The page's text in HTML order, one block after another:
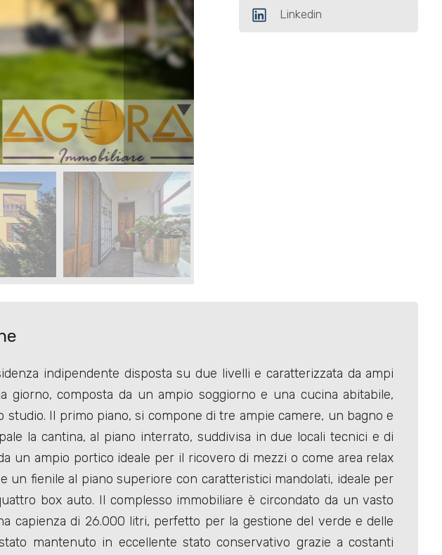
Linkedin
indipendente disposta su due livelli e caratterizzata da ampi
composta da un ampio soggiorno e una cucina abitabile,
Il primo piano, si compone di tre ampie camere, un bagno e
la cantina, al piano interrato, suddivisa in due locali tecnici e di
un ampio portico ideale per il ricovero di mezzi o come area relax
un fienile al piano superiore con caratteristici mandolati, ideale per
box auto. Il complesso immobiliare è circondato da un vasto
capienza di 26.000 litri, perfetto per la gestione del verde e delle
mantenuto in eccellente stato conservativo grazie a costanti